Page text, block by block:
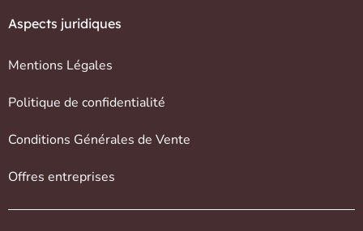
Aspects juridiques
Mentions Légales
Politique de confidentialité
Conditions Générales de Vente
Offres entreprises